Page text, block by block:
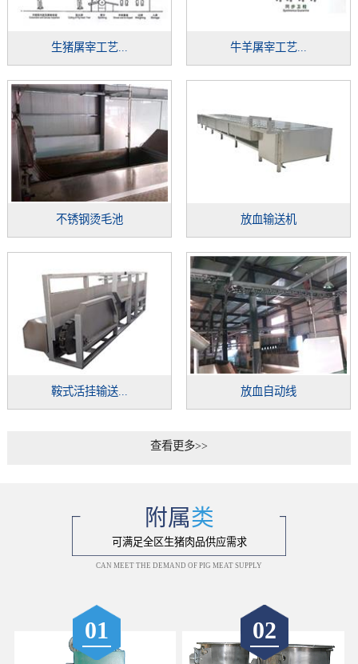
生猪屠宰工艺... 牛羊屠宰工艺...
不锈钢烫毛池 放血输送机
鞍式活挂输送... 放血自动线
查看更多>>
附属类
可满足全区生猪肉品供应需求
CAN MEET THE DEMAND OF PIG MEAT SUPPLY
01 02